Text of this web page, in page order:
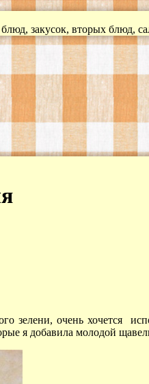
закусок, вторых блюд,
зелени, очень хочется
я добавила молодой